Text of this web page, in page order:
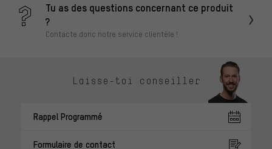
Tu as des questions concernant ce produit
?
Contacte donc notre service clientèle !
Laisse-toi conseiller
Rappel Programmé
Formulaire de contact